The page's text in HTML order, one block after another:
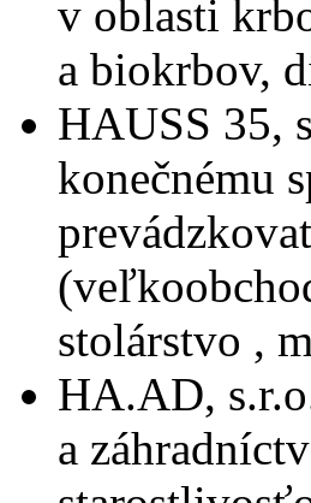
v oblasti
a biokrbov,
HAUSS 35,
konečnému
stolárstvo ,
HA.AD,
a